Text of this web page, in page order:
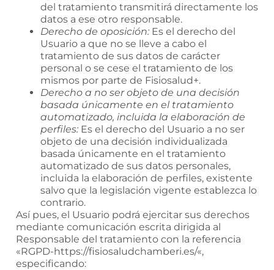
del tratamiento transmitirá directamente los
datos a ese otro responsable.
Derecho de oposición: Es el derecho del
Usuario a que no se lleve a cabo el
tratamiento de sus datos de carácter
personal o se cese el tratamiento de los
mismos por parte de Fisiosalud+.
Derecho a no ser objeto de una decisión
basada únicamente en el tratamiento
automatizado, incluida la elaboración de
perfiles: Es el derecho del Usuario a no ser
objeto de una decisión individualizada
basada únicamente en el tratamiento
automatizado de sus datos personales,
incluida la elaboración de perfiles, existente
salvo que la legislación vigente establezca lo
contrario.
Así pues, el Usuario podrá ejercitar sus derechos
mediante comunicación escrita dirigida al
Responsable del tratamiento con la referencia
«RGPD-https://fisiosaludchamberi.es/«,
especificando: